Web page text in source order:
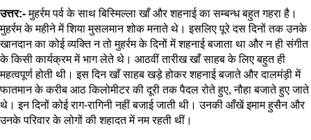
उत्तर:-मुहर्रम पर्व के साथ बिस्मिल्ला खाँ और शहनाई का सम्बन्ध बहुत गहरा है।
मुहर्रम के महीने में शिया मुसलमान शोक मनाते थे। इसलिए पूरे दस दिनों तक उनके
खानदान का कोई व्यक्ति न तो मुहर्रम के दिनों में शहनाई बजाता था और न ही संगीत
के किसी कार्यक्रम में भाग लेते थे। आठवीं तारीख खाँ साहब के लिए बहुत ही
महत्वपूर्ण होती थी। इस दिन खाँ साहब खड़े होकर शहनाई बजाते और दालमंड़ी में
फातमान के करीब आठ किलोमीटर की दूरी तक पैदल रोते हुए, नौहा बजाते हुए जाते
थे। इन दिनों कोई राग-रागिनी नहीं बजाई जाती थी। उनकी आँखें इमाम हुसैन और
उनके परिवार के लोगों की शहादत में नम रहती थीं।